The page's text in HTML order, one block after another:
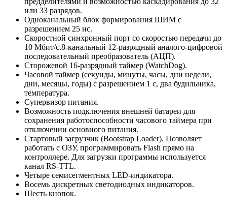
или 33 разрядов.
Одноканальный блок формирования ШИМ с
разрешением 25 нс.
Скоростной синхронный порт со скоростью передачи до
10 Мбит/с.8-канальный 12-разрядный аналого-цифровой
последовательный преобразователь (АЦП).
Сторожевой 16-разрядный таймер (WatchDog).
Часовой таймер (секунды, минуты, часы, дни недели,
дни, месяцы, годы) с разрешением 1 с, два будильника,
температура.
Супервизор питания.
Возможность подключения внешней батареи для
сохранения работоспособности часового таймера при
отключении основного питания.
Стартовый загрузчик (Bootstrap Loader). Позволяет
работать с ОЗУ, программировать Flash прямо на
контроллере. Для загрузки программы используется
канал RS-TTL.
Четыре семисегментных LED-индикатора.
Восемь дискретных светодиодных индикаторов.
Шесть кнопок.